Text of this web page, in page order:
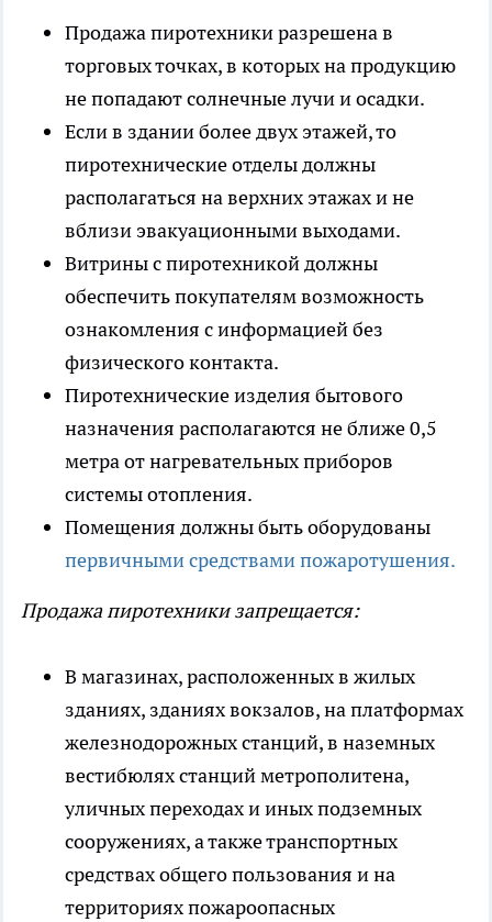
Продажа пиротехники разрешена в
торговых точках, в которых на продукцию
не попадают солнечные лучи и осадки.
Если в здании более двух этажей, то
пиротехнические отделы должны
располагаться на верхних этажах и не
вблизи эвакуационными выходами.
Витрины с пиротехникой должны
обеспечить покупателям возможность
ознакомления с информацией без
физического контакта.
Пиротехнические изделия бытового
назначения располагаются не ближе 0,5
метра от нагревательных приборов
системы отопления.
Помещения должны быть оборудованы
первичными средствами пожаротушения.
Продажа пиротехники запрещается:
В магазинах, расположенных в жилых
зданиях, зданиях вокзалов, на платформах
железнодорожных станций, в наземных
вестибюлях станций метрополитена,
уличных переходах и иных подземных
сооружениях, а также транспортных
средствах общего пользования и на
территориях пожароопасных